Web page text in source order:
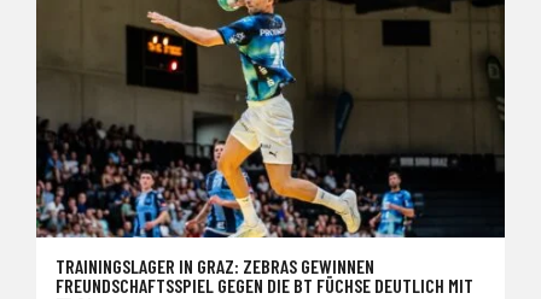
TRAININGSLAGER IN GRAZ: ZEBRAS GEWINNEN
FREUNDSCHAFTSSPIEL GEGEN DIE BT FÜCHSE DEUTLICH MIT